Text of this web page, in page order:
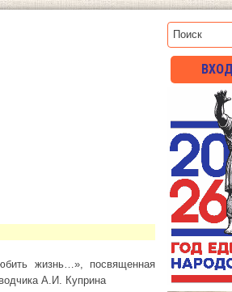
жизнь…», посвященная
А.И. Куприна